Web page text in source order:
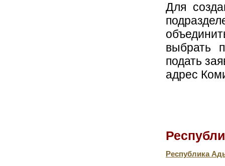
Для
выбрать
подать
адрес
Республика